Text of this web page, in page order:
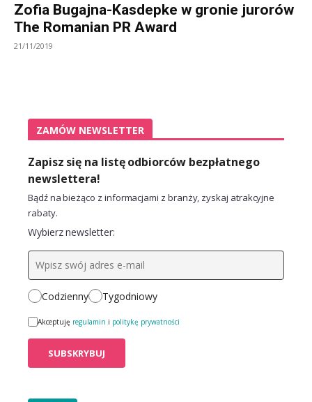
Zofia Bugajna-Kasdepke w gronie jurorów
The Romanian PR Award
21/11/2019
ZAMÓW NEWSLETTER
Zapisz się na listę odbiorców bezpłatnego
newslettera!
Bądź na bieżąco z informacjami z branży, zyskaj atrakcyjne
rabaty.
Wybierz newsletter:
Codzienny Tygodniowy
Akceptuję regulamin i politykę prywatności